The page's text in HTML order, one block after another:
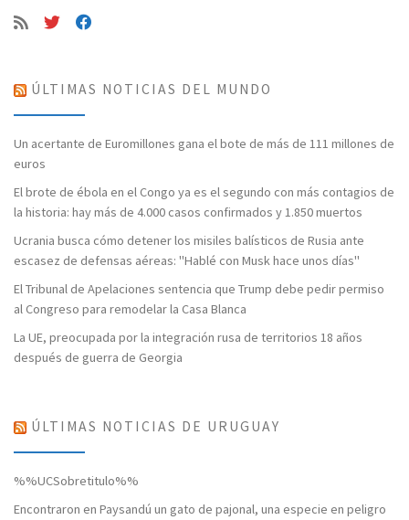
ÚLTIMAS NOTICIAS DEL MUNDO
Un acertante de Euromillones gana el bote de más de 111 millones de
euros
El brote de ébola en el Congo ya es el segundo con más contagios de
la historia: hay más de 4.000 casos confirmados y 1.850 muertos
Ucrania busca cómo detener los misiles balísticos de Rusia ante
escasez de defensas aéreas: "Hablé con Musk hace unos días"
El Tribunal de Apelaciones sentencia que Trump debe pedir permiso
al Congreso para remodelar la Casa Blanca
La UE, preocupada por la integración rusa de territorios 18 años
después de guerra de Georgia
ÚLTIMAS NOTICIAS DE URUGUAY
%%UCSobretitulo%%
Encontraron en Paysandú un gato de pajonal, una especie en peligro